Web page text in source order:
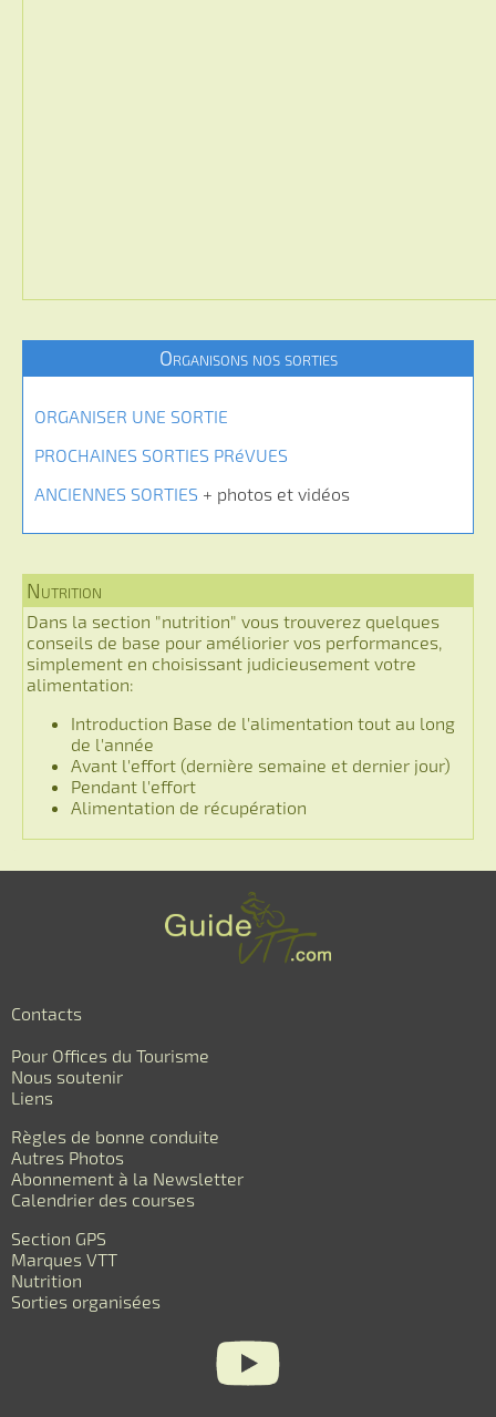
Organisons nos sorties
ORGANISER UNE SORTIE
PROCHAINES SORTIES PRéVUES
ANCIENNES SORTIES + photos et vidéos
Nutrition
Dans la section "nutrition" vous trouverez quelques
conseils de base pour améliorier vos performances,
simplement en choisissant judicieusement votre
alimentation:
Introduction Base de l'alimentation tout au long
de l'année
Avant l'effort (dernière semaine et dernier jour)
Pendant l'effort
Alimentation de récupération
Contacts
Pour Offices du Tourisme
Nous soutenir
Liens
Règles de bonne conduite
Autres Photos
Abonnement à la Newsletter
Calendrier des courses
Section GPS
Marques VTT
Nutrition
Sorties organisées